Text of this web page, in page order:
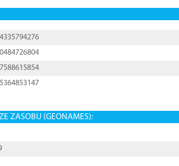
ZASOBU (GEONAMES):